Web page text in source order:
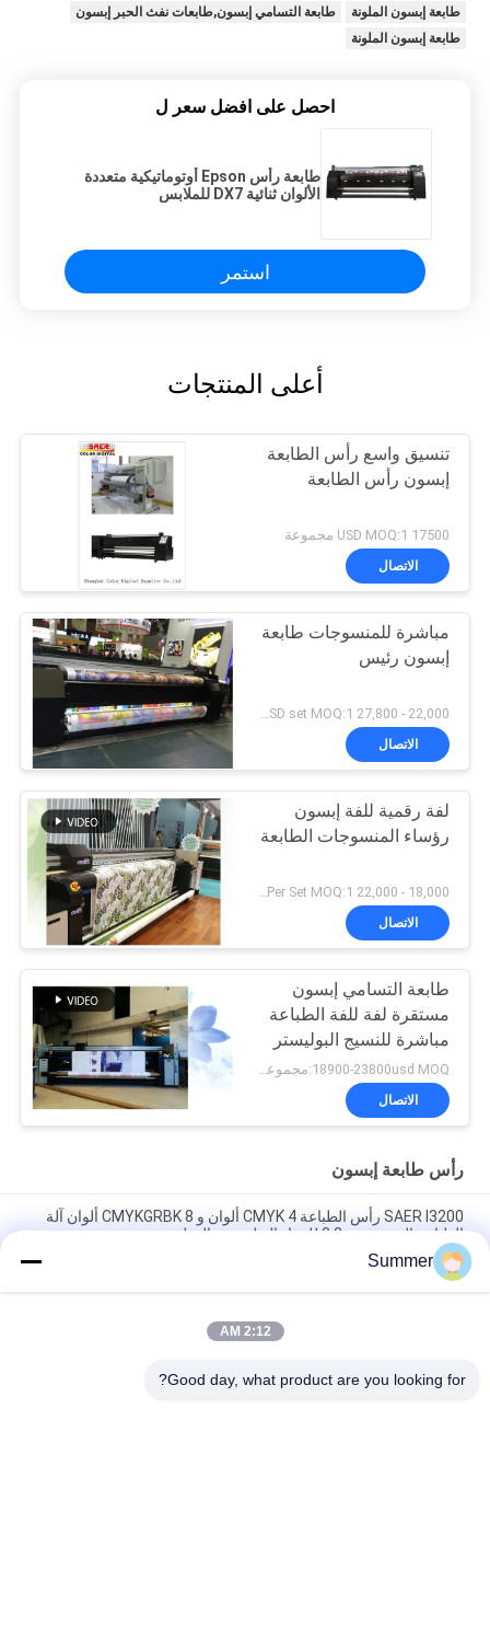
طابعة إبسون الملونة
طابعة التسامي إبسون,طابعات نفث الحبر إبسون
طابعة إبسون الملونة
احصل على افضل سعر ل
طابعة رأس Epson أوتوماتيكية متعددة
الألوان ثنائية DX7 للملابس
استمر
أعلى المنتجات
تنسيق واسع رأس الطابعة
إبسون رأس الطابعة
17500 USD MOQ:1 مجموعة
الاتصال
مباشرة للمنسوجات طابعة
إبسون رئيس
الاتصال
لفة رقمية للفة إبسون
رؤساء المنسوجات الطابعة
الاتصال
طابعة التسامي إبسون
مستقرة لفة للفة الطباعة
مباشرة للنسيج البوليستر
18900-23800usd MOQ:مجموعة واحدة
الاتصال
رأس طابعة إبسون
SAER I3200 رأس الطباعة CMYK 4 ألوان و CMYKGRBK 8 ألوان آلة
الطباعة النسيجية 3.2m للمواد البوليستر والقطن
القطنية والبوليستر
الرقمية المباشرة النافثة للحبر النسيج تنسيق كبير صبغ التسامي آلة
Summer
2:12 AM
Good day, what product are you looking for?